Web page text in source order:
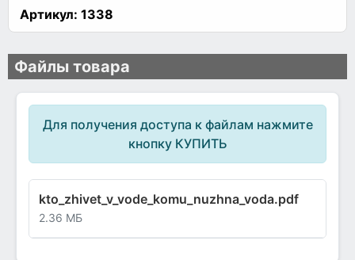
Артикул: 1338
Файлы товара
Для получения доступа к файлам нажмите
кнопку КУПИТЬ
kto_zhivet_v_vode_komu_nuzhna_voda.pdf
2.36 МБ